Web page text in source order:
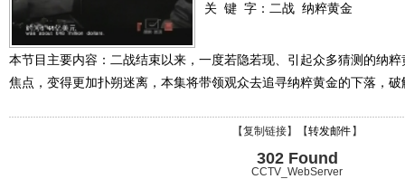
关 键 字： 二战 纳粹黄金
本节目主要内容：二战结束以来，一度若隐若现、引起众多猜测的纳
焦点，变得更加扑朔迷离，本集将带领观众去追寻纳粹黄金的下落，
【复制链接】【转发邮件 】
302 Found
CCTV_WebServer